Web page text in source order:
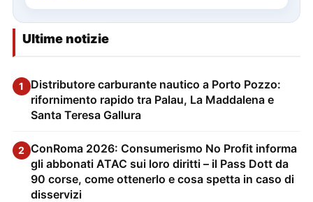
Ultime notizie
1
Distributore carburante nautico a Porto Pozzo:
rifornimento rapido tra Palau, La Maddalena e
Santa Teresa Gallura
2 ConRoma 2026: Consumerismo No Profit informa
gli abbonati ATAC sui loro diritti – il Pass Dott da
90 corse, come ottenerlo e cosa spetta in caso di
disservizi